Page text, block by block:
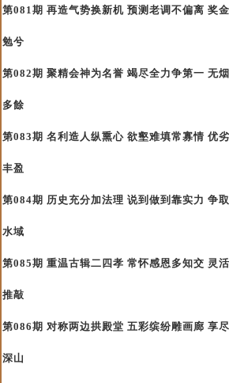
第081期 再造气势换新机 预测老调不偏离 奖
勉兮
第082期 聚精会神为名誉 竭尽全力争第一 无
多餘
第083期 名利造人纵熏心 欲壑难填常寡情 优
丰盈
第084期 历史充分加法理 说到做到靠实力 争
水域
第085期 重温古辑二四孝 常怀感恩多知交 灵
推敲
第086期 对称两边拱殿堂 五彩缤纷雕画廊 享
深山